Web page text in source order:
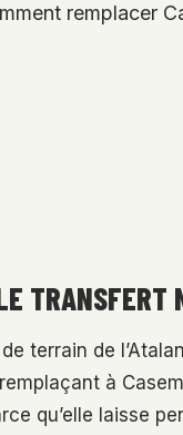
remplacer
TRANSFERT
terrain de
à
qu’elle laisse